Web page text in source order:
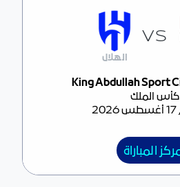
مركز المباراة
King Abdullah Sport
كأس الملك
17 أغسطس 2026
VS
الهلال
المباراة